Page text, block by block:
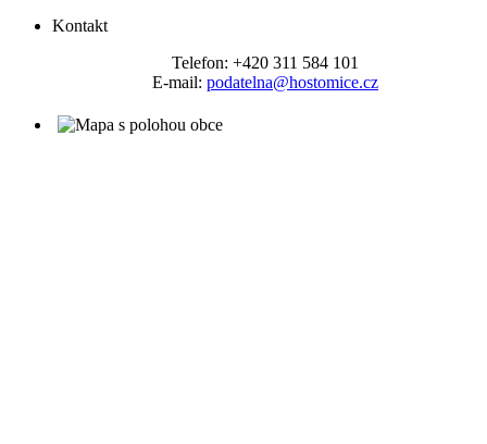
Kontakt
Telefon: +420 311 584 101
E-mail: podatelna@hostomice.cz